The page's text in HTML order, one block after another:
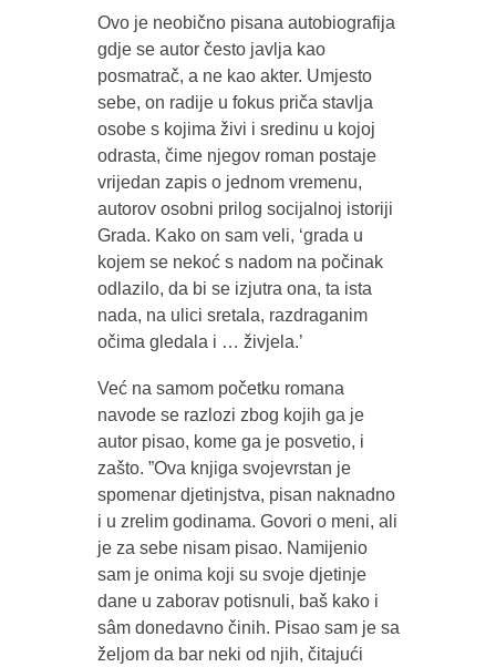
Ovo je neobično pisana autobiografija
gdje se autor često javlja kao
posmatrač, a ne kao akter. Umjesto
sebe, on radije u fokus priča stavlja
osobe s kojima živi i sredinu u kojoj
odrasta, čime njegov roman postaje
vrijedan zapis o jednom vremenu,
autorov osobni prilog socijalnoj istoriji
Grada. Kako on sam veli, ‘grada u
kojem se nekoć s nadom na počinak
odlazilo, da bi se izjutra ona, ta ista
nada, na ulici sretala, razdraganim
očima gledala i … živjela.’
Već na samom početku romana
navode se razlozi zbog kojih ga je
autor pisao, kome ga je posvetio, i
zašto. ”Ova knjiga svojevrstan je
spomenar djetinjstva, pisan naknadno
i u zrelim godinama. Govori o meni, ali
je za sebe nisam pisao. Namijenio
sam je onima koji su svoje djetinje
dane u zaborav potisnuli, baš kako i
sâm donedavno činih. Pisao sam je sa
željom da bar neki od njih, čitajući